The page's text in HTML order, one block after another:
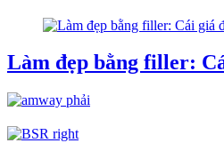
Làm đẹp bằng filler: